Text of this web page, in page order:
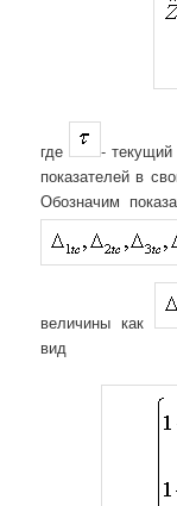
где
-
показателей в
Обозначим
величины как
вид